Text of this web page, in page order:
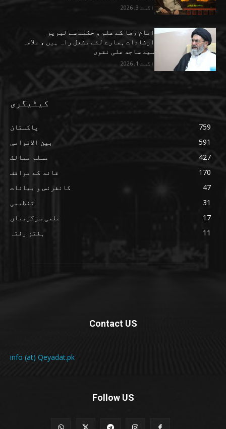
اگست 3, 2026
امام رضا کے علم و حکمت سے لبریز
ارشادات ہمارے لئے مشعل راہ ہیں ، علامہ
سید ساجد علی نقوی
اگست 1, 2026
کیٹیگری
پاکستان
759
بین الاقوامی
591
مسلم ممالک
427
قائد کے مواقف
170
کانفرنس و بیانات
47
تنظیمی
31
علمی سرگرمیاں
17
ہفتۂِ رفتہ
11
Contact US
info (at) Qeyadat.pk
Follow US